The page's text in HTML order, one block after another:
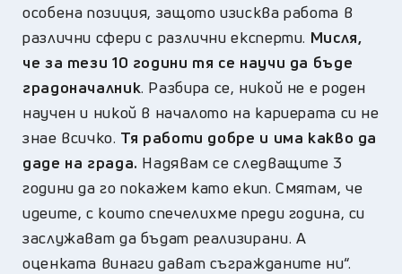
особена позиция, защото изисква работа в
различни сфери с различни експерти. Мисля,
че за тези 10 години тя се научи да бъде
градоначалник. Разбира се, никой не е роден
научен и никой в началото на кариерата си не
знае всичко. Тя работи добре и има какво да
даде на града. Надявам се следващите 3
години да го покажем като екип. Смятам, че
идеите, с които спечелихме преди година, си
заслужават да бъдат реализирани. А
оценката винаги дават съгражданите ни“.